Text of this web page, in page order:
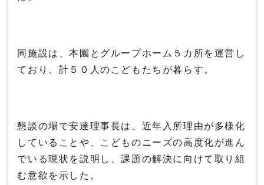
同施設は、本園とグループホーム５カ所を運営し
ており、計５０人のこどもたちが暮らす。
懇談の場で安達理事長は、近年入所理由が多様化
していることや、こどものニーズの高度化が進ん
でいる現状を説明し、課題の解決に向けて取り組
む意欲を示した。